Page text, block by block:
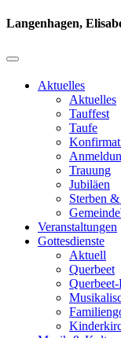
Langenhagen,
Aktuelles
Aktuelles
Tauffest
Taufe
Trauung
Jubiläen
Sterben
Veranstaltungen
Gottesdienste
Aktuell
Querbeet